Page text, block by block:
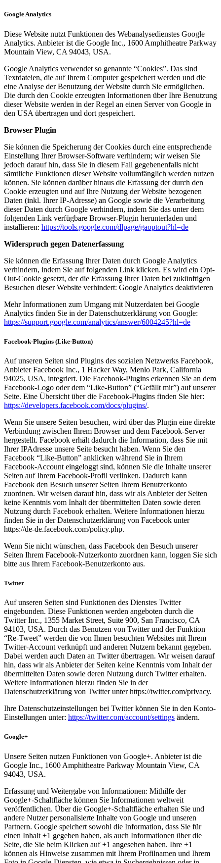
Google Analytics
Diese Website nutzt Funktionen des Webanalysedienstes Google
Analytics. Anbieter ist die Google Inc., 1600 Amphitheatre Parkway
Mountain View, CA 94043, USA.
Google Analytics verwendet so genannte “Cookies”. Das sind
Textdateien, die auf Ihrem Computer gespeichert werden und die
eine Analyse der Benutzung der Website durch Sie ermöglichen.
Die durch den Cookie erzeugten Informationen über Ihre Benutzung
dieser Website werden in der Regel an einen Server von Google in
den USA übertragen und dort gespeichert.
Browser Plugin
Sie können die Speicherung der Cookies durch eine entsprechende
Einstellung Ihrer Browser-Software verhindern; wir weisen Sie
jedoch darauf hin, dass Sie in diesem Fall gegebenenfalls nicht
sämtliche Funktionen dieser Website vollumfänglich werden nutzen
können. Sie können darüber hinaus die Erfassung der durch den
Cookie erzeugten und auf Ihre Nutzung der Website bezogenen
Daten (inkl. Ihrer IP-Adresse) an Google sowie die Verarbeitung
dieser Daten durch Google verhindern, indem Sie das unter dem
folgenden Link verfügbare Browser-Plugin herunterladen und
installieren: https://tools.google.com/dlpage/gaoptout?hl=de
Widerspruch gegen Datenerfassung
Sie können die Erfassung Ihrer Daten durch Google Analytics
verhindern, indem Sie auf folgenden Link klicken. Es wird ein Opt-
Out-Cookie gesetzt, der die Erfassung Ihrer Daten bei zukünftigen
Besuchen dieser Website verhindert: Google Analytics deaktivieren
Mehr Informationen zum Umgang mit Nutzerdaten bei Google
Analytics finden Sie in der Datenschutzerklärung von Google:
https://support.google.com/analytics/answer/6004245?hl=de
Facebook-Plugins (Like-Button)
Auf unseren Seiten sind Plugins des sozialen Netzwerks Facebook,
Anbieter Facebook Inc., 1 Hacker Way, Menlo Park, California
94025, USA, integriert. Die Facebook-Plugins erkennen Sie an dem
Facebook-Logo oder dem “Like-Button” (“Gefällt mir”) auf unserer
Seite. Eine Übersicht über die Facebook-Plugins finden Sie hier:
https://developers.facebook.com/docs/plugins/.
Wenn Sie unsere Seiten besuchen, wird über das Plugin eine direkte
Verbindung zwischen Ihrem Browser und dem Facebook-Server
hergestellt. Facebook erhält dadurch die Information, dass Sie mit
Ihrer IPAdresse unsere Seite besucht haben. Wenn Sie den
Facebook “Like-Button” anklicken während Sie in Ihrem
Facebook-Account eingeloggt sind, können Sie die Inhalte unserer
Seiten auf Ihrem Facebook-Profil verlinken. Dadurch kann
Facebook den Besuch unserer Seiten Ihrem Benutzerkonto
zuordnen. Wir weisen darauf hin, dass wir als Anbieter der Seiten
keine Kenntnis vom Inhalt der übermittelten Daten sowie deren
Nutzung durch Facebook erhalten. Weitere Informationen hierzu
finden Sie in der Datenschutzerklärung von Facebook unter
https://de-de.facebook.com/policy.php.
Wenn Sie nicht wünschen, dass Facebook den Besuch unserer
Seiten Ihrem Facebook-Nutzerkonto zuordnen kann, loggen Sie sich
bitte aus Ihrem Facebook-Benutzerkonto aus.
Twitter
Auf unseren Seiten sind Funktionen des Dienstes Twitter
eingebunden. Diese Funktionen werden angeboten durch die
Twitter Inc., 1355 Market Street, Suite 900, San Francisco, CA
94103, USA. Durch das Benutzen von Twitter und der Funktion
“Re-Tweet” werden die von Ihnen besuchten Websites mit Ihrem
Twitter-Account verknüpft und anderen Nutzern bekannt gegeben.
Dabei werden auch Daten an Twitter übertragen. Wir weisen darauf
hin, dass wir als Anbieter der Seiten keine Kenntnis vom Inhalt der
übermittelten Daten sowie deren Nutzung durch Twitter erhalten.
Weitere Informationen hierzu finden Sie in der
Datenschutzerklärung von Twitter unter https://twitter.com/privacy.
Ihre Datenschutzeinstellungen bei Twitter können Sie in den Konto-
Einstellungen unter: https://twitter.com/account/settings ändern.
Google+
Unsere Seiten nutzen Funktionen von Google+. Anbieter ist die
Google Inc., 1600 Amphitheatre Parkway Mountain View, CA
94043, USA.
Erfassung und Weitergabe von Informationen: Mithilfe der
Google+-Schaltfläche können Sie Informationen weltweit
veröffentlichen. Über die Google+-Schaltfläche erhalten Sie und
andere Nutzer personalisierte Inhalte von Google und unseren
Partnern. Google speichert sowohl die Information, dass Sie für
einen Inhalt +1 gegeben haben, als auch Informationen über die
Seite, die Sie beim Klicken auf +1 angesehen haben. Ihre +1
können als Hinweise zusammen mit Ihrem Profilnamen und Ihrem